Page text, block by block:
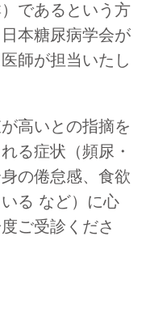
であるという方
本糖尿病学会が
師が担当いたし
高いとの指摘を
る症状（頻尿・
の倦怠感、食欲
る など）に心
ご受診くださ